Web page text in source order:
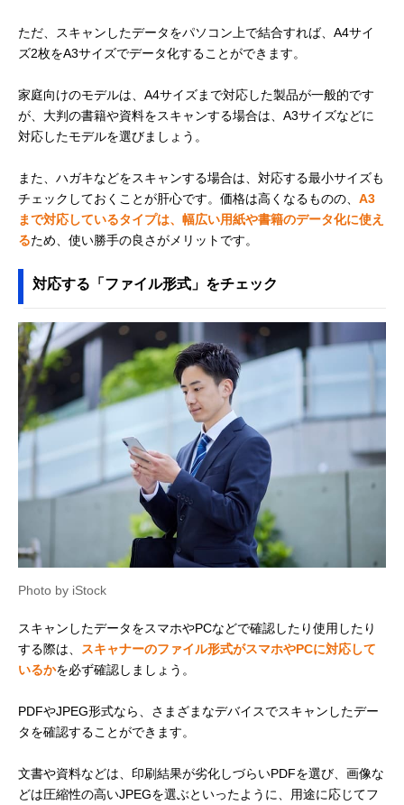
ただ、スキャンしたデータをパソコン上で結合すれば、A4サイ
ズ2枚をA3サイズでデータ化することができます。
家庭向けのモデルは、A4サイズまで対応した製品が一般的です
が、大判の書籍や資料をスキャンする場合は、A3サイズなどに
対応したモデルを選びましょう。
また、ハガキなどをスキャンする場合は、対応する最小サイズも
チェックしておくことが肝心です。価格は高くなるものの、 A3
まで対応しているタイプは、幅広い用紙や書籍のデータ化に使え
るため、使い勝手の良さがメリットです。
対応する「ファイル形式」をチェック
Photo by iStock
スキャンしたデータをスマホやPCなどで確認したり使用したり
する際は、 スキャナーのファイル形式がスマホやPCに対応して
いるかを必ず確認しましょう。
PDFやJPEG形式なら、さまざまなデバイスでスキャンしたデー
タを確認することができます。
文書や資料などは、印刷結果が劣化しづらいPDFを選び、画像な
どは圧縮性の高いJPEGを選ぶといったように、用途に応じてフ